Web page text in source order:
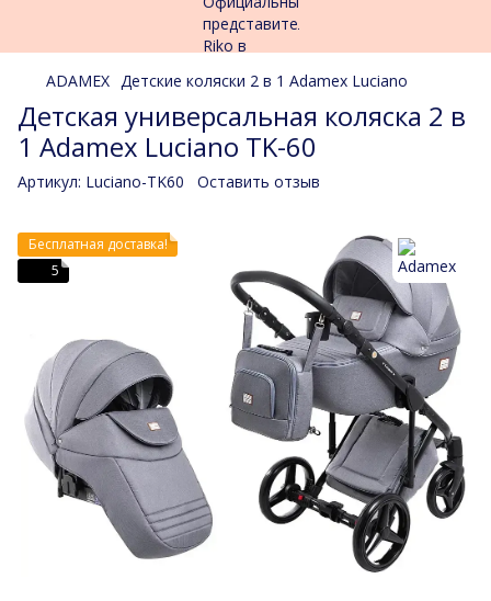
ADAMEX Детские коляски 2 в 1 Adamex Luciano
Детская универсальная коляска 2 в
1 Adamex Luciano TK-60
Артикул: Luciano-TK60 Оставить отзыв
Бесплатная доставка!
5